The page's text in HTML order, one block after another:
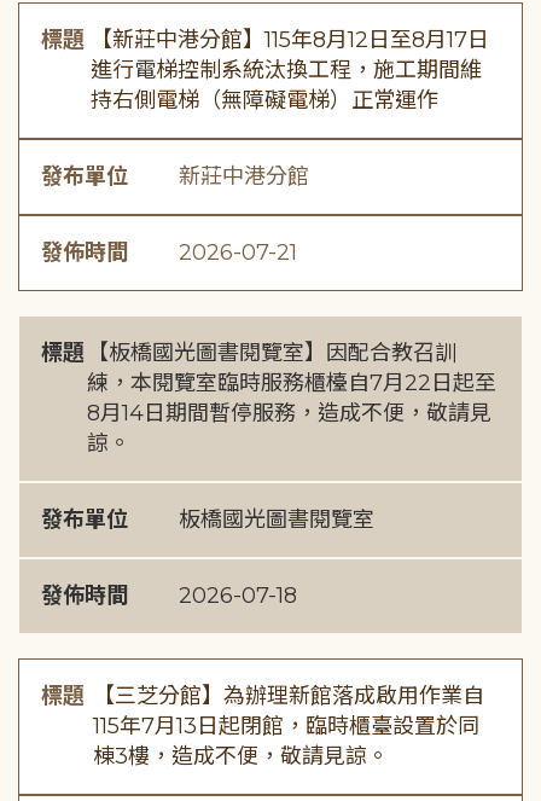
標題
【新莊中港分館】115年8月12日至8月17日
進行電梯控制系統汰換工程，施工期間維
持右側電梯（無障礙電梯）正常運作
發布單位 新莊中港分館
發佈時間 2026-07-21
標題
【板橋國光圖書閱覽室】因配合教召訓
練，本閱覽室臨時服務櫃檯自7月22日起至
8月14日期間暫停服務，造成不便，敬請見
諒。
發布單位 板橋國光圖書閱覽室
發佈時間 2026-07-18
標題
【三芝分館】為辦理新館落成啟用作業自
115年7月13日起閉館，臨時櫃臺設置於同
棟3樓，造成不便，敬請見諒。